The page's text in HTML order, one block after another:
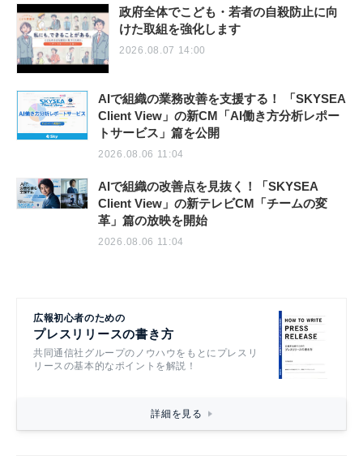
政府全体でこども・若者の自殺防止に向
けた取組を強化します
2026.08.07 14:00
AIで組織の業務改善を支援する！ 「SKYSEA
Client View」の新CM「AI働き方分析レポー
トサービス」篇を公開
2026.08.06 11:04
AIで組織の改善点を見抜く！「SKYSEA
Client View」の新テレビCM「チームの変
革」篇の放映を開始
2026.08.06 11:04
広報初心者のための
プレスリリースの書き方
共同通信社グループのノウハウをもとにプレスリ
リースの基本的なポイントを解説！
詳細を見る